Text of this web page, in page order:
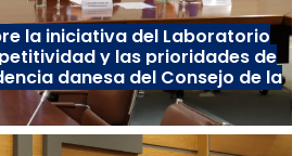
la iniciativa del Laboratorio
y las prioridades de
danesa del Consejo de la